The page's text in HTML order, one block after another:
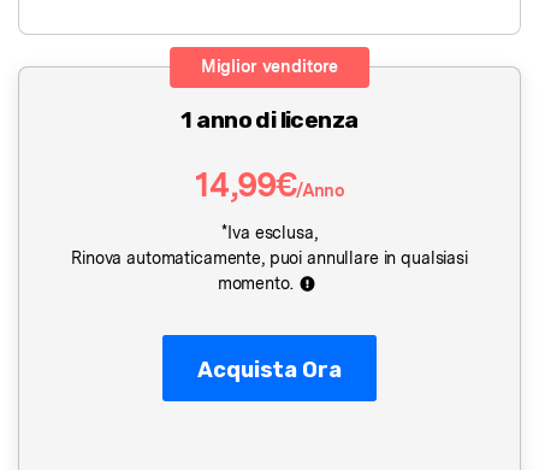
Miglior venditore
1 anno di licenza
14,99€/Anno
*Iva esclusa,
Rinova automaticamente, puoi annullare in qualsiasi
momento.
Acquista Ora